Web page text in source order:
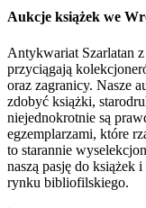
Aukcje książek we
Antykwariat Szarlatan
przyciągają
oraz zagranicy. Nasze
zdobyć książki,
niejednokrotnie są
egzemplarzami, które
to starannie
naszą pasję do książek
rynku bibliofilskiego.